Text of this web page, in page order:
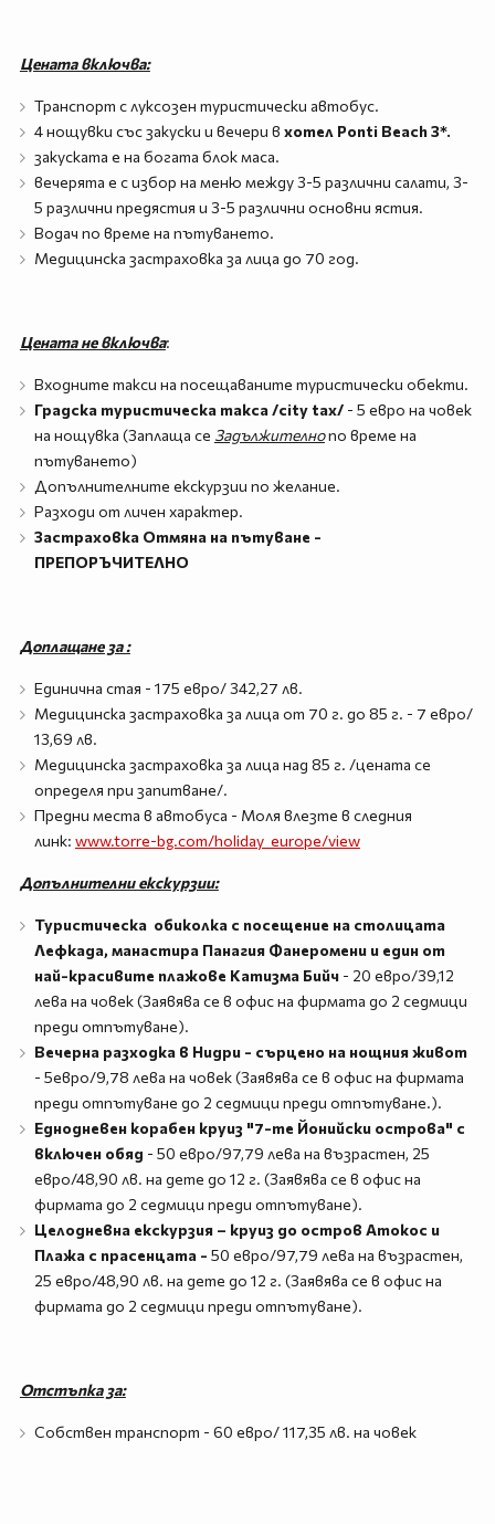
Цената включва:
Транспорт с луксозен туристически автобус.
4 нощувки със закуски и вечери в хотел Ponti Beach 3*.
закуската е на богата блок маса.
вечерята е с избор на меню между 3-5 различни салати, 3-
5 различни предястия и 3-5 различни основни ястия.
Водач по време на пътуването.
Медицинска застраховка за лица до 70 год.
Цената не включва:
Входните такси на посещаваните туристически обекти.
Градска туристическа такса /city tax/- 5 евро на човек
на нощувка (Заплаща се Задължителнопо време на
пътуването)
Допълнителните екскурзии по желание.
Разходи от личен характер.
Застраховка Отмяна на пътуване -
ПРЕПОРЪЧИТЕЛНО
Доплащане за :
Единична стая - 175 евро/ 342,27 лв.
Медицинска застраховка за лица от 70 г. до 85 г. - 7 евро/
13,69 лв.
Медицинска застраховка за лица над 85 г. /цената се
определя при запитване/.
Предни места в автобуса - Моля влезте в следния
линк: www.torre-bg.com/holiday_europe/view
Допълнителни екскурзии:
Туристическа обиколка с посещение на столицата
Лефкада, манастира Панагия Фанеромени и един от
най-красивите плажове Катизма Бийч- 20 евро/39,12
лева на човек (Заявява се в офис на фирмата до 2 седмици
преди отпътуване).
Вечерна разходка в Нидри - сърцено на нощния живот
- 5евро/9,78 лева на човек (Заявява се в офис на фирмата
преди отпътуване до 2 седмици преди отпътуване.).
Еднодневен корабен круиз "7-те Йонийски острова" с
включен обяд - 50 евро/97,79 лева на възрастен, 25
евро/48,90 лв. на дете до 12 г. (Заявява се в офис на
фирмата до 2 седмици преди отпътуване).
Целодневна екскурзия – круиз до остров Атокос и
Плажа с прасенцата - 50 евро/97,79 лева на възрастен,
25 евро/48,90 лв. на дете до 12 г. (Заявява се в офис на
фирмата до 2 седмици преди отпътуване).
Отстъпка за:
Собствен транспорт - 60 евро/ 117,35 лв. на човек